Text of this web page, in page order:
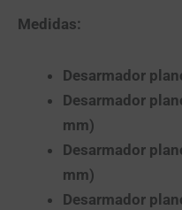
Medidas:
Desarmador
Desarmador
mm)
Desarmador
mm)
Desarmador